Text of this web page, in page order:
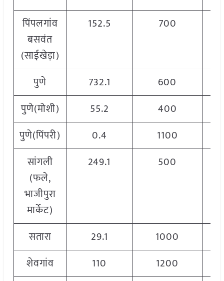
पिंपलगांव
बसवंत
(साईखेड़ा)
152.5 700
पुणे 732.1
600
पुणे(मोशी)
55.2
400
पुणे(पिंपरी)
0.4
1100
सांगली
(फले,
भाजीपुरा
मार्केट)
249.1 500
सतारा 29.1
1000
शेवगांव
110
1200